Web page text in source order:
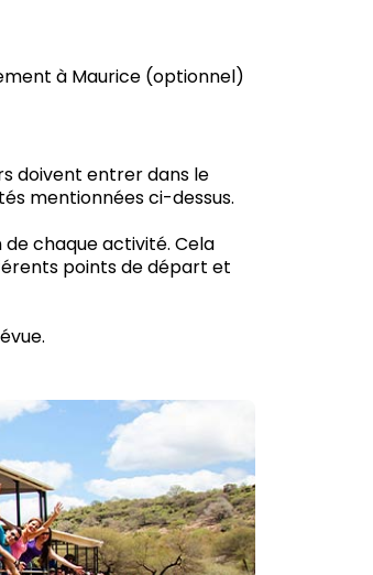
à Maurice (optionnel)
doivent entrer dans le
mentionnées ci-dessus.
chaque activité. Cela
points de départ et